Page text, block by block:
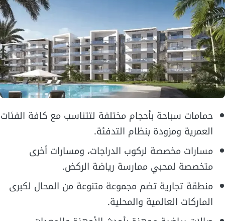
حمامات سباحة بأحجام مختلفة لتتناسب مع كافة الفئات
العمرية ومزودة بنظام التدفئة.
مسارات مخصصة لركوب الدراجات، ومسارات أخرى
متخصصة لمحبي ممارسة رياضة الركض.
منطقة تجارية تضم مجموعة متنوعة من المحال لكبرى
الماركات العالمية والمحلية.